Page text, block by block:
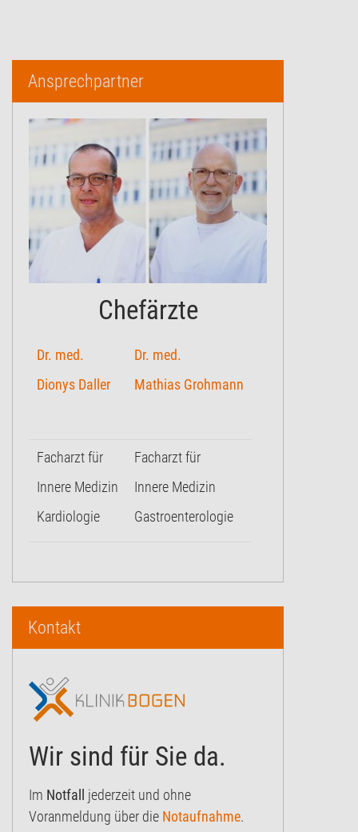
Ansprechpartner
Chefärzte
Dr. med.
Dionys Daller
Dr. med.
Mathias Grohmann
Facharzt für
Innere Medizin
Kardiologie
Facharzt für
Innere Medizin
Gastroenterologie
Kontakt
Wir sind für Sie da.
Im Notfall
jederzeit und ohne
Voranmeldung über die Notaufnahme.